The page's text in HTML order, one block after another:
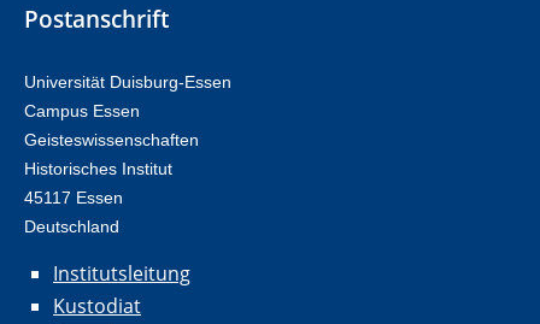
Postanschrift
Universität Duisburg-Essen
Campus Essen
Geisteswissenschaften
Historisches Institut
45117 Essen
Deutschland
Institutsleitung
Kustodiat